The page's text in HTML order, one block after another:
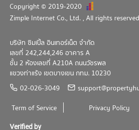
Copyright © 2019-2020
Zimple Internet Co., Ltd. , All rights
บริษัท ซิมเปิ้ล อินเทอร์เน็ต จำกัด
เลขที่ 242,244,246 อาคาร A
ชั้น 2 ห้องเลขที่ A210A ถนนวัชรพล
แขวงท่าแร้ง เขตบางเขน กทม. 10230
02-026-3049
Term of Service
Privacy Policy
Verified by